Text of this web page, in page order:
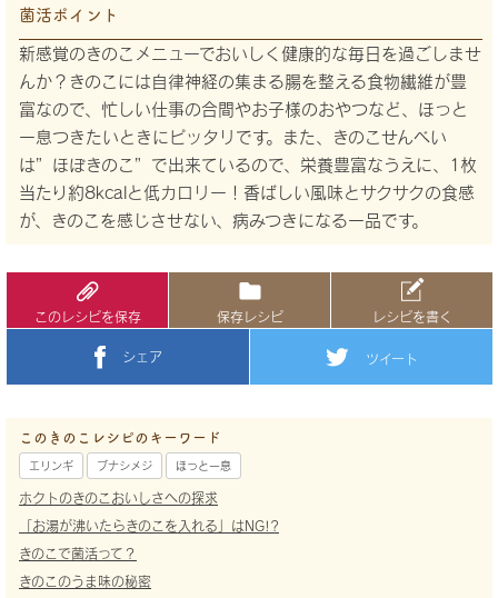
菌活ポイント
新感覚のきのこメニューでおいしく健康的な毎日を過ごしませ
んか？きのこには自律神経の集まる腸を整える食物繊維が豊
富なので、忙しい仕事の合間やお子様のおやつなど、ほっと
一息つきたいときにピッタリです。また、きのこせんべい
は”ほぼきのこ”で出来ているので、栄養豊富なうえに、1枚
当たり約8kcalと低カロリー！香ばしい風味とサクサクの食感
が、きのこを感じさせない、病みつきになる一品です。
このレシピを保存 保存レシピ レシピを書く
シェア ツイート
このきのこレシピのキーワード
エリンギ ブナシメジ ほっと一息
ホクトのきのこおいしさへの探求
「お湯が沸いたらきのこを入れる」はNG!?
きのこで菌活って？
きのこのうま味の秘密